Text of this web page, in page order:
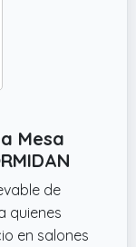
Mesa
de
quienes
en salones